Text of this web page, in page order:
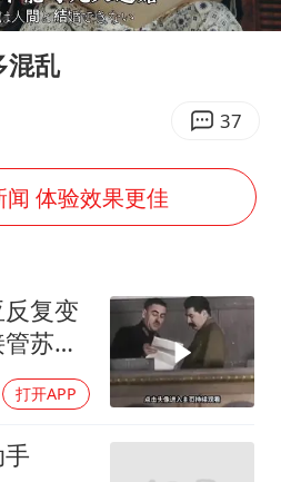
第1高楼阻尼器摆动明显
年小学教师减少13.19万
女子发现前夫婚内与第三者育子
笔试第一被劝弃考涉事副校长被撤职
构建更高水平的全民健身公共服务体系
萌娃帮爷爷脱玉米 卖力干活超可爱
灌溉水坝被隔成鱼塘 村民投诉20余年
08:24
混乱
37
体验效果更佳
复变
苏
牌
打开APP